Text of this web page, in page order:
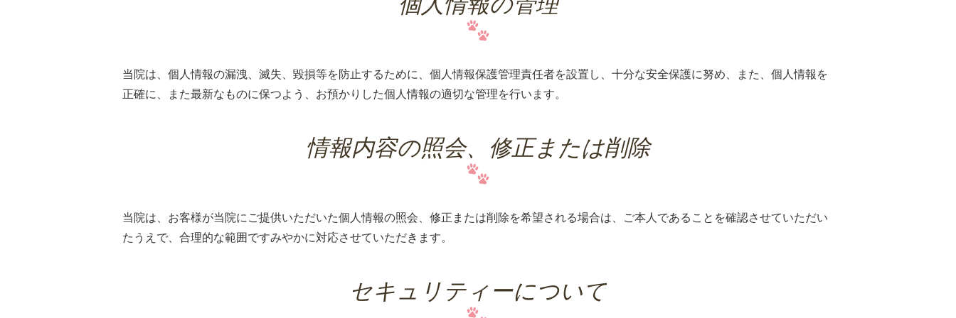
当院は、個人情報の漏洩、滅失、毀損等を防止するために、個人情報保護管理責任者を設置し、十分な安全保護に努め、また、個人情報を
正確に、また最新なものに保つよう、お預かりした個人情報の適切な管理を行います。
情報内容の照会、修正または削除
当院は、お客様が当院にご提供いただいた個人情報の照会、修正または削除を希望される場合は、ご本人であることを確認させていただい
たうえで、合理的な範囲ですみやかに対応させていただきます。
セキュリティーについて